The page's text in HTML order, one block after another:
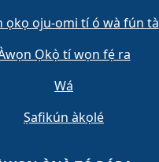
ọkọ oju-omi tí ó wà fún tà
Ọkọ̀ tí wọn fẹ́ ra
Wá
Ṣafikún àkọlé